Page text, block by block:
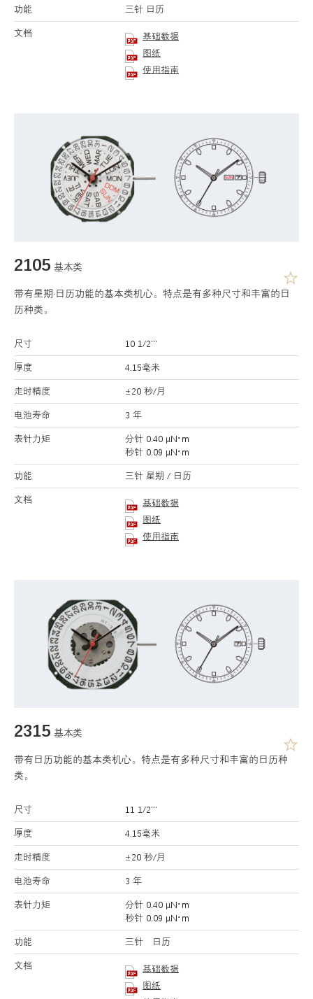
功能 三针 日历
文档
基础数据
图纸
使用指南
2105 基本类
带有星期·日历功能的基本类机心。特点是有多种尺寸和丰富的日
历种类。
尺寸 10 1/2’’’
厚度 4.15毫米
走时精度 ±20 秒/月
电池寿命 3 年
表针力矩
分针 0.40 μN･m
秒针 0.09 μN･m
功能 三针 星期 / 日历
文档
基础数据
图纸
使用指南
2315 基本类
带有日历功能的基本类机心。特点是有多种尺寸和丰富的日历种
类。
尺寸 11 1/2’’’
厚度 4.15毫米
走时精度 ±20 秒/月
电池寿命 3 年
表针力矩
分针 0.40 μN･m
秒针 0.09 μN･m
功能 三针 日历
文档
基础数据
图纸